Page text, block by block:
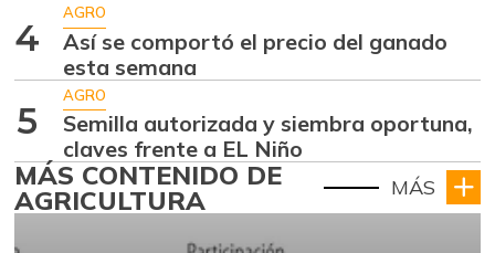
4
AGRO
Así se comportó el precio del ganado
esta semana
5
AGRO
Semilla autorizada y siembra oportuna,
claves frente a EL Niño
MÁS CONTENIDO DE
AGRICULTURA MÁS